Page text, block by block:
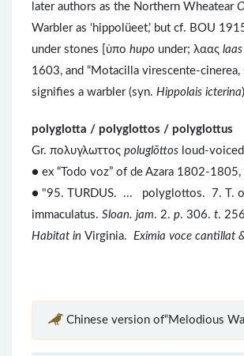
later authors as the Northern Wheatear
Warbler as ‘hippolüeet,’ but cf. BOU
under stones [ὑπο hupo under; λαας laas
1603, and “Motacilla virescente-
signifies a warbler (syn. Hippolais icterina
polyglotta / polyglottos / polyglottus
Gr. πολυγλωττος poluglōttos loud-
● ex “Todo voz” of de Azara 1802-
● "95. TURDUS. ... polyglottos. 7. T.
immaculatus. Sloan. jam. 2. p. 306. t.
Habitat in Virginia. Eximia voce cantillat
Chinese version of“Melodious